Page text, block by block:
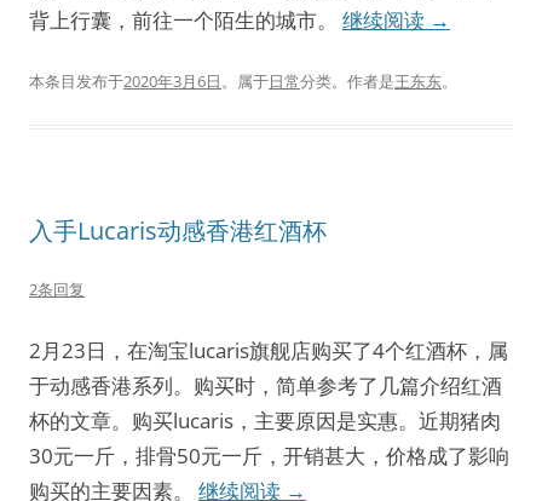
背上行囊，前往一个陌生的城市。 继续阅读 →
本条目发布于2020年3月6日。属于日常分类。 作者是王东东。
入手Lucaris动感香港红酒杯
2条回复
2月23日，在淘宝lucaris旗舰店购买了4个红酒杯，属
于动感香港系列。购买时，简单参考了几篇介绍红酒
杯的文章。购买lucaris，主要原因是实惠。近期猪肉
30元一斤，排骨50元一斤，开销甚大，价格成了影响
购买的主要因素。 继续阅读 →